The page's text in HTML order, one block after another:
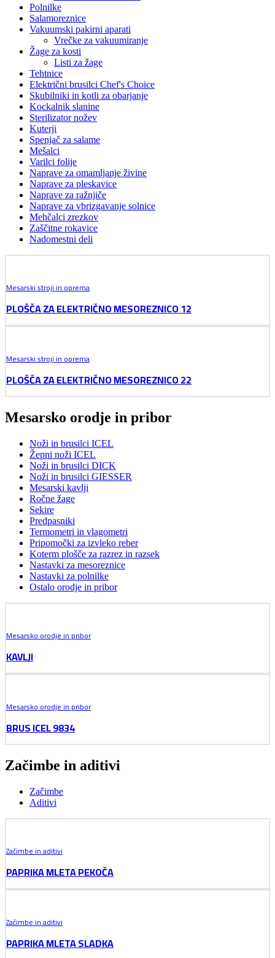
Polnilke
Salamoreznice
Vakuumski pakirni aparati
Vrečke za vakuumiranje
Žage za kosti
Listi za žage
Tehtnice
Električni brusilci Chef's Choice
Skubilniki in kotli za obarjanje
Kockalnik slanine
Sterilizator nožev
Kuterji
Spenjač za salame
Mešalci
Varilci folije
Naprave za omamljanje živine
Naprave za pleskavice
Naprave za ražnjiče
Naprave za vbrizgavanje solnice
Mehčalci zrezkov
Zaščitne rokavice
Nadomestni deli
Mesarski stroji in oprema
PLOŠČA ZA ELEKTRIČNO MESOREZNICO 12
Mesarski stroji in oprema
PLOŠČA ZA ELEKTRIČNO MESOREZNICO 22
Mesarsko orodje in pribor
Noži in brusilci ICEL
Žepni noži ICEL
Noži in brusilci DICK
Noži in brusilci GIESSER
Mesarski kavlji
Ročne žage
Sekire
Predpasniki
Termometri in vlagometri
Pripomočki za izvleko reber
Koterm plošče za razrez in razsek
Nastavki za mesoreznice
Nastavki za polnilke
Ostalo orodje in pribor
Mesarsko orodje in pribor
KAVLJI
Mesarsko orodje in pribor
BRUS ICEL 9834
Začimbe in aditivi
Začimbe
Aditivi
Začimbe in aditivi
PAPRIKA MLETA PEKOČA
Začimbe in aditivi
PAPRIKA MLETA SLADKA